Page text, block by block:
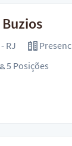
RJ
5 Posições